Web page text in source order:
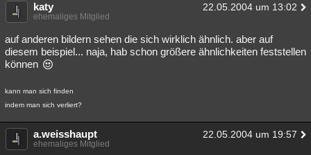
katy 22.05.2004 um 13:02
ehemaliges Mitglied
auf anderen bildern sehen die sich wirklich ähnlich. aber auf
diesem beispiel... naja, hab schon größere ähnlichkeiten feststellen
können
kann man sich finden
indem man sich verliert?
a.weisshaupt 22.05.2004 um 19:57
ehemaliges Mitglied